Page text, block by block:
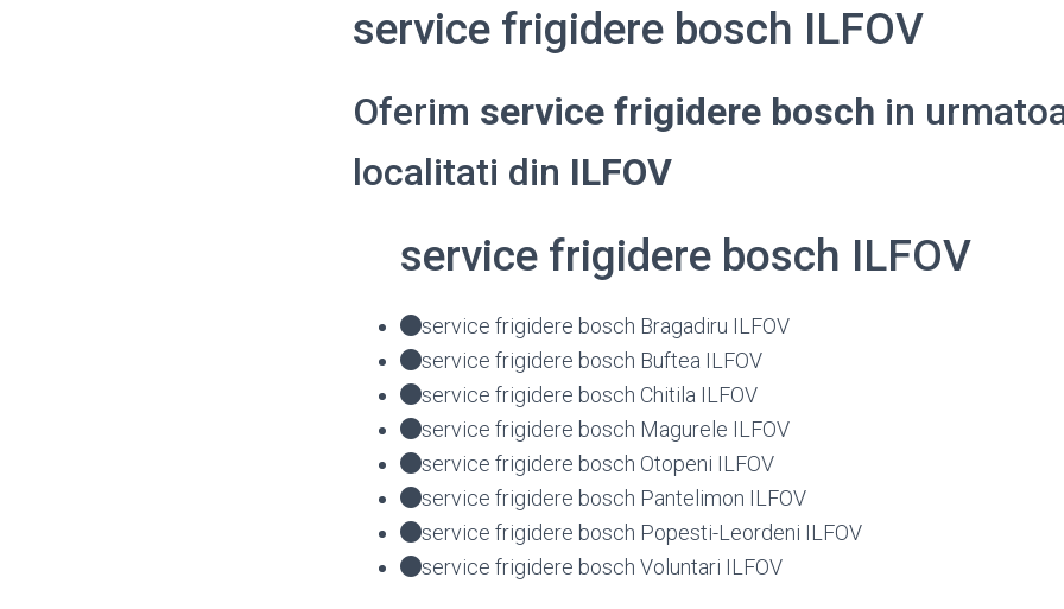
service frigidere bosch ILFOV
Oferim service frigidere bosch in
localitati din ILFOV
service frigidere bosch ILFOV
service frigidere bosch Bragadiru ILFOV
service frigidere bosch Buftea ILFOV
service frigidere bosch Chitila ILFOV
service frigidere bosch Magurele ILFOV
service frigidere bosch Otopeni ILFOV
service frigidere bosch Pantelimon ILFOV
service frigidere bosch Popesti-Leordeni ILFOV
service frigidere bosch Voluntari ILFOV